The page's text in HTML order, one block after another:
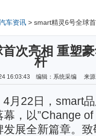
车资讯 > smart精灵6号全球
次亮相 重塑
杆
24 16:03:43 编辑：系统采编 来
4月22日，smart
，以”Change
展全新篇章。